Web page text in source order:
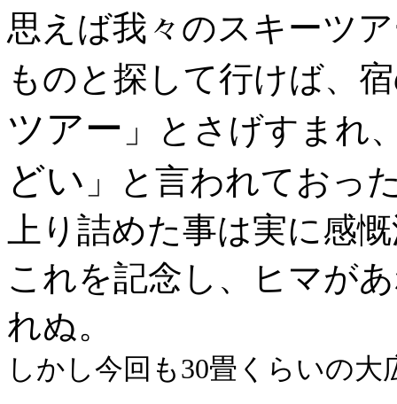
思えば我々のスキーツ
ものと探して行けば、
ツアー 」とさげすまれ
どい 」と言われておっ
上り詰めた事は実に感
これを記念し、ヒマが
れぬ。
しかし今回も30畳くらいの